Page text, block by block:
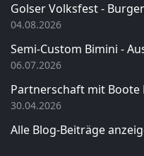
Golser Volksfest -
04.08.2026
Semi-Custom Bimini -
06.07.2026
Partnerschaft mit Boote
30.04.2026
Alle Blog-Beiträge